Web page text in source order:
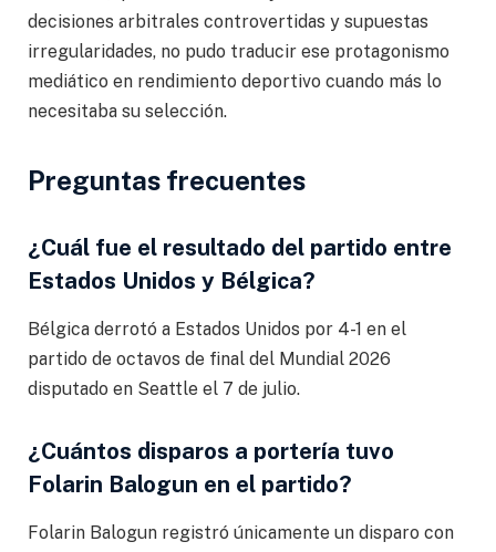
decisiones arbitrales controvertidas y supuestas
irregularidades, no pudo traducir ese protagonismo
mediático en rendimiento deportivo cuando más lo
necesitaba su selección.
Preguntas frecuentes
¿Cuál fue el resultado del partido entre
Estados Unidos y Bélgica?
Bélgica derrotó a Estados Unidos por 4-1 en el
partido de octavos de final del Mundial 2026
disputado en Seattle el 7 de julio.
¿Cuántos disparos a portería tuvo
Folarin Balogun en el partido?
Folarin Balogun registró únicamente un disparo con